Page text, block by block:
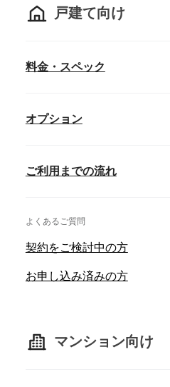
戸建て向け
料金・スペック
オプション
ご利用までの流れ
よくあるご質問
契約をご検討中の方
お申し込み済みの方
マンション向け